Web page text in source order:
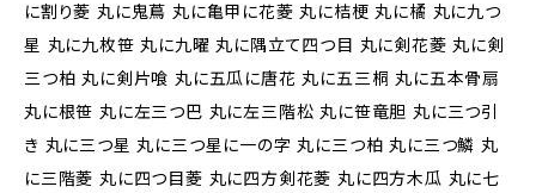
に割り菱 丸に鬼蔦 丸に亀甲に花菱 丸に桔梗 丸に橘 丸に九つ
星 丸に九枚笹 丸に九曜 丸に隅立て四つ目 丸に剣花菱 丸に剣
三つ柏 丸に剣片喰 丸に五瓜に唐花 丸に五三桐 丸に五本骨扇
丸に根笹 丸に左三つ巴 丸に左三階松 丸に笹竜胆 丸に三つ引
き 丸に三つ星 丸に三つ星に一の字 丸に三つ柏 丸に三つ鱗 丸
に三階菱 丸に四つ目菱 丸に四方剣花菱 丸に四方木瓜 丸に七